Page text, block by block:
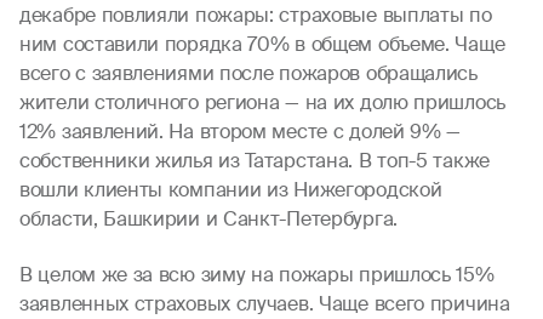
декабре повлияли пожары: страховые выплаты по
ним составили порядка 70% в общем объеме. Чаще
всего с заявлениями после пожаров обращались
жители столичного региона — на их долю пришлось
12% заявлений. На втором месте с долей 9% —
собственники жилья из Татарстана. В топ-5 также
вошли клиенты компании из Нижегородской
области, Башкирии и Санкт-Петербурга.
В целом же за всю зиму на пожары пришлось 15%
заявленных страховых случаев. Чаще всего причина